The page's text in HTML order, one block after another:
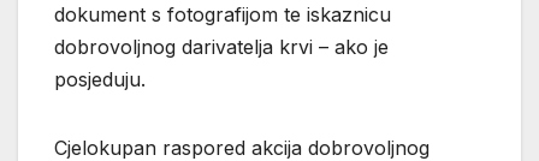
dokument s fotografijom te iskaznicu
dobrovoljnog darivatelja krvi – ako je
posjeduju.
Cjelokupan raspored akcija dobrovoljnog